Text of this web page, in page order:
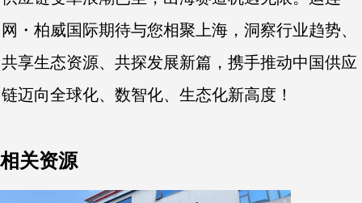
网・柏威国际期待与您相聚上海，洞察行业趋势、
共享生态资源、共探发展新篇，携手推动中国供应
链迈向全球化、数智化、生态化新高度！
相关资源